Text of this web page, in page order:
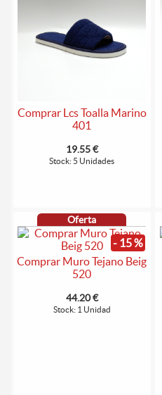
Comprar Lcs Toalla Marino
401
19.55 €
Stock: 5 Unidades
Oferta
- 15 %
Comprar Muro Tejano Beig
520
44.20 €
Stock: 1 Unidad